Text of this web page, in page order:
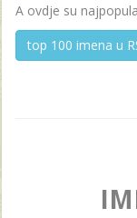
A ovdje su
top 100 imena u